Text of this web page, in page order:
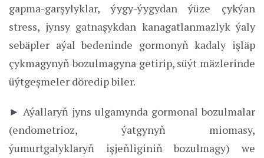
gapma-garşylyklar, ýygy-ýygydan ýüze çykýan
stress, jynsy gatnaşykdan kanagatlanmazlyk ýaly
sebäpler aýal bedeninde gormonyň kadaly işläp
çykmagynyň bozulmagyna getirip, süýt mäzlerinde
üýtgeşmeler döredip biler.
► Aýallaryň jyns ulgamynda gormonal bozulmalar
(endometrioz, ýatgynyň miomasy,
ýumurtgalyklaryň işjeňliginiň bozulmagy) we